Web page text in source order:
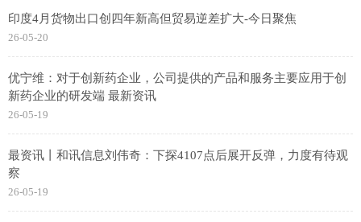
印度4月货物出口创四年新高但贸易逆差扩大-今日聚焦
26-05-20
优宁维：对于创新药企业，公司提供的产品和服务主要应用于创
新药企业的研发端 最新资讯
26-05-19
最资讯丨和讯信息刘伟奇：下探4107点后展开反弹，力度有待观
察
26-05-19